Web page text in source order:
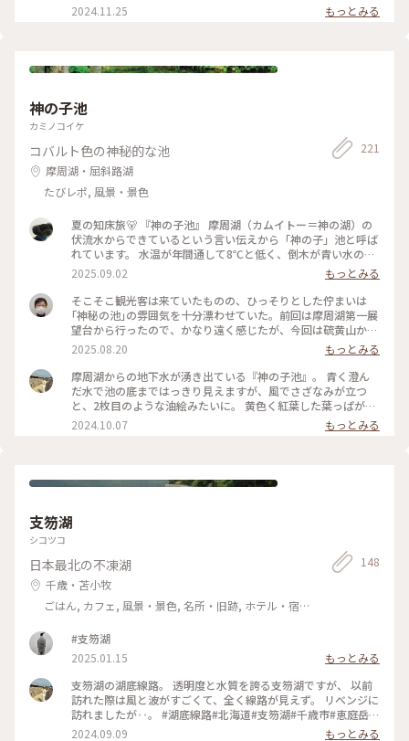
2024.11.25 もっとみる
神の子池
カミノコイケ
コバルト色の神秘的な池
摩周湖・屈斜路湖
たびレポ, 風景・景色
221
夏の知床旅🐻 『神の子池』 摩周湖（カムイトー＝神の湖）の
伏流水からできているという言い伝えから「神の子」池と呼ば
れています。 水温が年間通して8℃と低く、倒木が青い水の中
に腐らずに化石のように沈んでいます。 その隙間を朱色の斑点
を持つオショロコマが泳いでいるのも見えてます😳 凄い透明
度！池の底からコンコンと水が湧いているのも はっきりと見
えます✨✨✨ ・ #ゆるり夏時間 #アートな景色 #北海道旅行 #斜
里郡清里 #神の子池 #おしょろこま
2025.09.02
もっとみる
そこそこ観光客は来ていたものの、ひっそりとした佇まいは
｢神秘の池｣の雰囲気を十分漂わせていた。前回は摩周湖第一展
望台から行ったので、かなり遠く感じたが、今回は硫黄山から
裏摩周に向かって行ったのでさほど遠いとは感じなかった。 #
道東観光 #ドライブ日和 #神の子池
2025.08.20
もっとみる
摩周湖からの地下水が湧き出ている『神の子池』。 青く澄ん
だ水で池の底まではっきり見えますが、風でさざなみが立つ
と、2枚目のような油絵みたいに。 黄色く紅葉した葉っぱが水
面に落ちてくるので、波紋も広がり、なかなか難しかったで
す。 ✒︎ 1日に12,000tも湧き出し、水温が常に8度と低いので、
5枚目に群れで写ってる魚のことかな。 #神の子池#北海道#清
2024.10.07 もっとみる
支笏湖
シコツコ
日本最北の不凍湖
千歳・苫小牧
ごはん, カフェ, 風景・景色, 名所・旧跡, ホテル・宿,
148
#支笏湖
2025.01.15
もっとみる
支笏湖の湖底線路。 透明度と水質を誇る支笏湖ですが、 以前
訪れた際は風と波がすごくて、全く線路が見えず。 リベンジに
訪れましたが‥。 #湖底線路#北海道#支笏湖#千歳市#恵庭岳#
透明の世界#北海道の湖底線路#ことりっぷ旅2024
2024.09.09 もっとみる